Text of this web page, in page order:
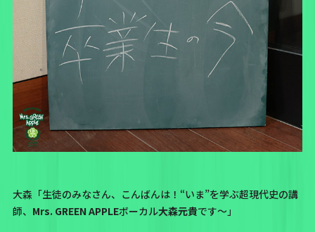
大森「生徒のみなさん、こんばんは！“いま”を学ぶ超現代史の講
師、 Mrs. GREEN APPLEボーカル大森元貴です〜」